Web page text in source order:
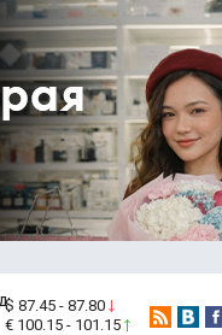
$ 87.45 - 87.80
€ 100.15 - 101.15